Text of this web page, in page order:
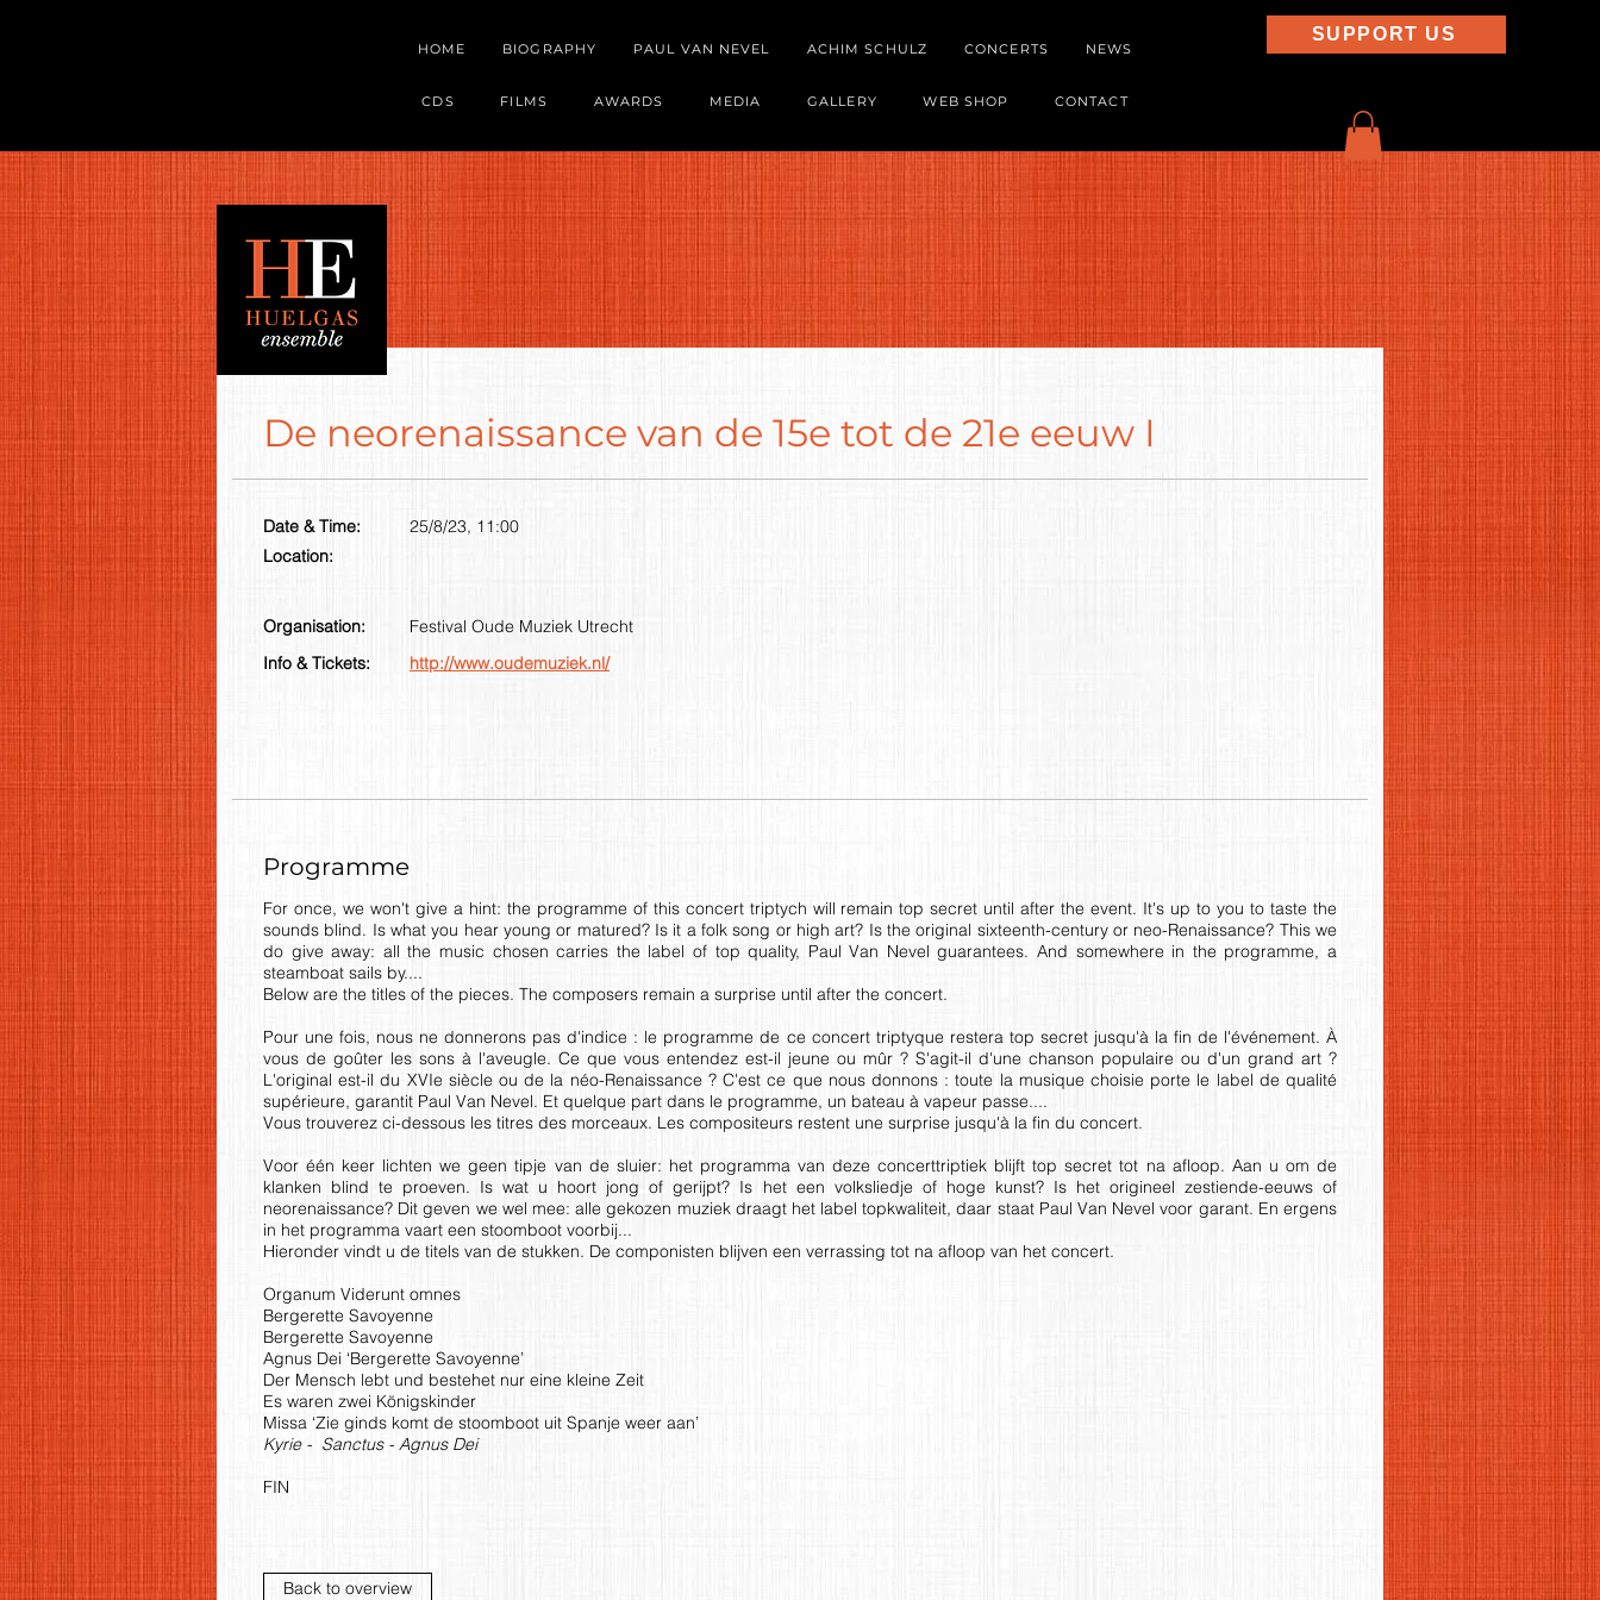
HOME BIOGRAPHY PAUL VAN NEVEL ACHIM SCHULZ CONCERTS NEWS
CDS FILMS AWARDS MEDIA GALLERY WEB SHOP CONTACT
SUPPORT US
De neorenaissance van de 15e tot de 21e eeuw I
Date & Time:
Location:
25/8/23, 11:00
Organisation:
Info & Tickets:
Festival Oude Muziek Utrecht
http://www.oudemuziek.nl/
Programme
For once, we won't give a hint: the programme of this concert triptych will remain top secret until after the event. It's up to you to taste the
sounds blind. Is what you hear young or matured? Is it a folk song or high art? Is the original sixteenth-century or neo-Renaissance? This we
do give away: all the music chosen carries the label of top quality, Paul Van Nevel guarantees. And somewhere in the programme, a
steamboat sails by....
Below are the titles of the pieces. The composers remain a surprise until after the concert.
Pour une fois, nous ne donnerons pas d'indice : le programme de ce concert triptyque restera top secret jusqu'à la fin de l'événement. À
vous de goûter les sons à l'aveugle. Ce que vous entendez est-il jeune ou mûr ? S'agit-il d'une chanson populaire ou d'un grand art ?
L'original est-il du XVIe siècle ou de la néo-Renaissance ? C'est ce que nous donnons : toute la musique choisie porte le label de qualité
supérieure, garantit Paul Van Nevel. Et quelque part dans le programme, un bateau à vapeur passe....
Vous trouverez ci-dessous les titres des morceaux. Les compositeurs restent une surprise jusqu'à la fin du concert.
Voor één keer lichten we geen tipje van de sluier: het programma van deze concerttriptiek blijft top secret tot na afloop. Aan u om de
klanken blind te proeven. Is wat u hoort jong of gerijpt? Is het een volksliedje of hoge kunst? Is het origineel zestiende-eeuws of
neorenaissance? Dit geven we wel mee: alle gekozen muziek draagt het label topkwaliteit, daar staat Paul Van Nevel voor garant. En ergens
in het programma vaart een stoomboot voorbij...
Hieronder vindt u de titels van de stukken. De componisten blijven een verrassing tot na afloop van het concert.
Organum Viderunt omnes
Bergerette Savoyenne
Bergerette Savoyenne
Agnus Dei ‘Bergerette Savoyenne’
Der Mensch lebt und bestehet nur eine kleine Zeit
Es waren zwei Königskinder
Missa ‘Zie ginds komt de stoomboot uit Spanje weer aan’
Kyrie - Sanctus - Agnus Dei
FIN
Back to overview